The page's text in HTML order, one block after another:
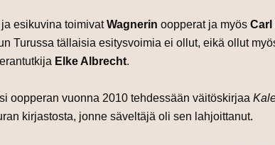
esikuvina toimivatWagnerin oopperat ja myös Carl
Turussa tällaisia esitysvoimia ei ollut, eikä ollut
Elke Albrecht.
oopperan vuonna 2010 tehdessään väitöskirjaa
kirjastosta, jonne säveltäjä oli sen lahjoittanut.